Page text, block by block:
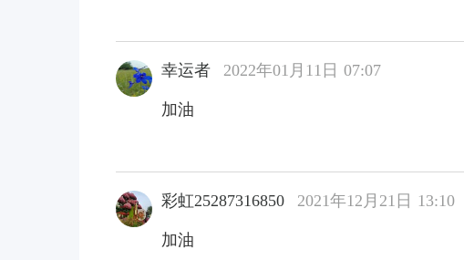
幸运者 2022年01月11日 07:07
加油
彩虹25287316850 2021年12月21日 13:10
加油